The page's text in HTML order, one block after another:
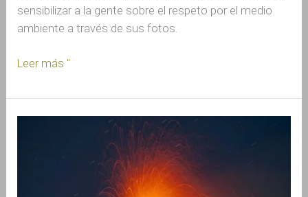
sensibilizar a la gente sobre el respeto por el medio
ambiente a través de sus fotos.
Leer más "